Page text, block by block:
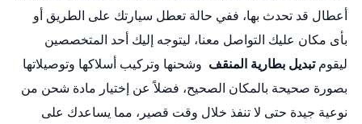
أعطال قد تحدث بها، ففي حالة تعطل سيارتك على الطريق أو
بأى مكان عليك التواصل معنا، ليتوجه إليك أحد المتخصصين
ليقومتبديل بطارية المنقف وشحنها وتركيب أسلاكها وتوصيلاتها
بصورة صحيحة بالمكان الصحيح، فضلاً عن إختيار مادة شحن من
نوعية جيدة حتى لا تنفذ خلال وقت قصير، مما يساعدك على